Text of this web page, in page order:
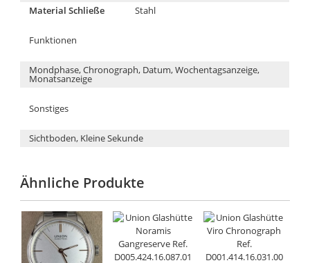
Material Schließe
Stahl
Funktionen
Mondphase, Chronograph, Datum, Wochentagsanzeige,
Monatsanzeige
Sonstiges
Sichtboden, Kleine Sekunde
Ähnliche Produkte